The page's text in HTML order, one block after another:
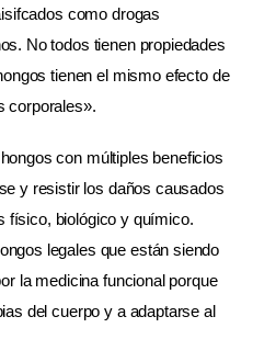
como drogas
No todos tienen propiedades
tienen el mismo efecto de
corporales».
con múltiples beneficios
y resistir los daños causados
físico, biológico y químico.
legales que están siendo
la medicina funcional porque
del cuerpo y a adaptarse al